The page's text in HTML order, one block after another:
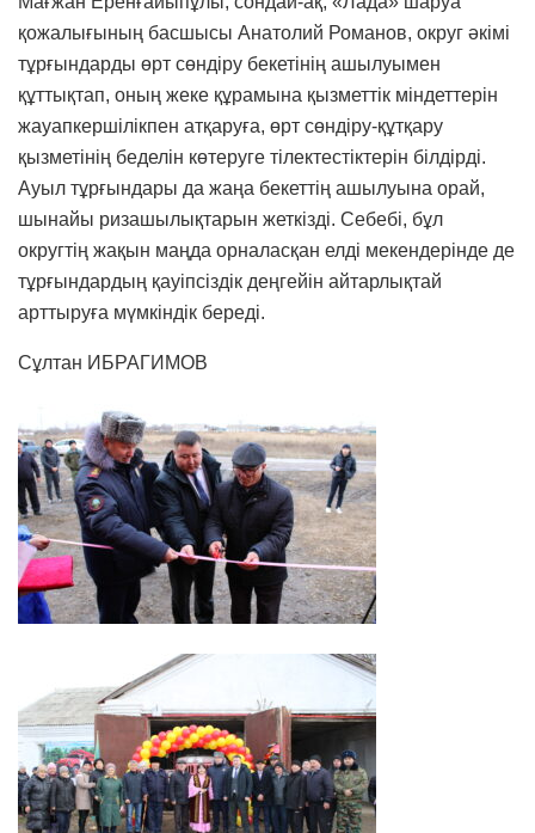
қожалығының басшысы Анатолий Романов, округ әкімі
тұрғындарды өрт сөндіру бекетінің ашылуымен
құттықтап, оның жеке құрамына қызметтік міндеттерін
жауапкершілікпен атқаруға, өрт сөндіру-құтқару
қызметінің беделін көтеруге тілектестіктерін білдірді.
Ауыл тұрғындары да жаңа бекеттің ашылуына орай,
шынайы ризашылықтарын жеткізді. Себебі, бұл
округтің жақын маңда орналасқан елді мекендерінде де
тұрғындардың қауіпсіздік деңгейін айтарлықтай
арттыруға мүмкіндік береді.
Сұлтан ИБРАГИМОВ